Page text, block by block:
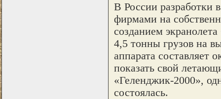
В России разработки
фирмами на
созданием
4,5 тонны грузов на
аппарата составляет
показать свой
«Геленджик-2000»,
состоялась.